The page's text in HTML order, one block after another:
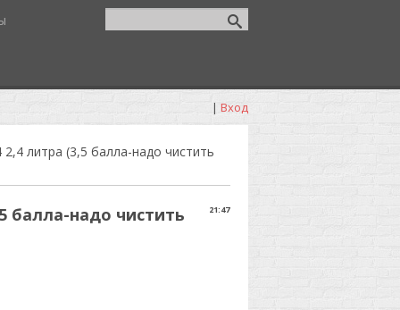
| Вход
литра (3,5 балла-надо чистить
21:47
балла-надо чистить